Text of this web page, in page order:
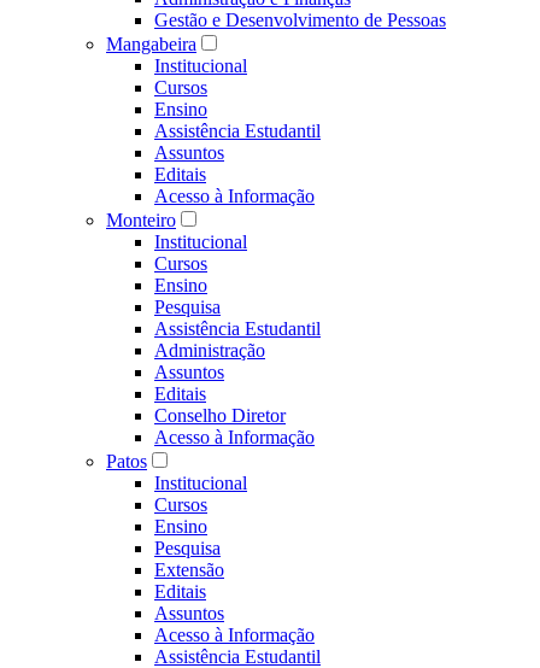
Gestão e Desenvolvimento de Pessoas
Mangabeira
Institucional
Cursos
Ensino
Assistência Estudantil
Assuntos
Editais
Acesso à Informação
Monteiro
Institucional
Cursos
Ensino
Pesquisa
Assistência Estudantil
Administração
Assuntos
Editais
Conselho Diretor
Acesso à Informação
Patos
Institucional
Cursos
Ensino
Pesquisa
Extensão
Editais
Assuntos
Acesso à Informação
Assistência Estudantil